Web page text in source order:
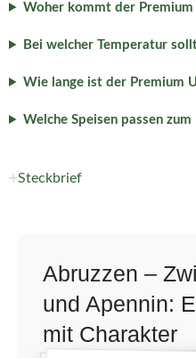
Woher kommt der Premium
Bei welcher Temperatur
Wie lange ist der Premium
Welche Speisen passen
Steckbrief
Abruzzen –
und Apennin:
mit Charakter